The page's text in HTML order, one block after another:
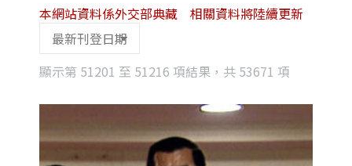
顯示第 51201 至 51216 項結果，共 53671 項
latest
本網站資料係外交部典藏 相關資料將陸續更新